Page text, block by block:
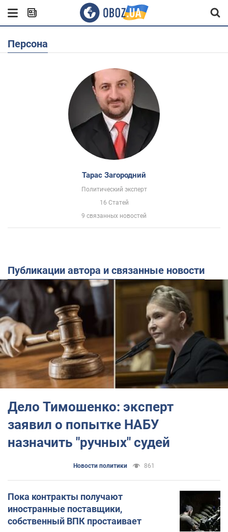
Персона
Тарас Загородний
Политический эксперт
16 Статей
9 связанных новостей
Публикации автора и связанные новости
Дело Тимошенко: эксперт
заявил о попытке НАБУ
назначить "ручных" судей
Новости политики 861
Пока контракты получают
иностранные поставщики,
собственный ВПК простаивает